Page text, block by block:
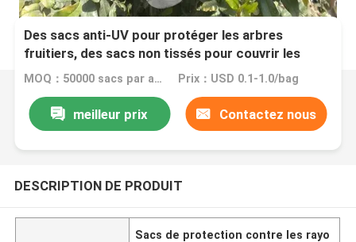
Des sacs anti-UV pour protéger les arbres
fruitiers, des sacs non tissés pour couvrir les
fruits sur les arbres
MOQ：50000 sacs par article Prix：USD 0.1-1.0/bag
meilleur prix Contactez nous
DESCRIPTION DE PRODUIT
Sacs de protection contre les rayo